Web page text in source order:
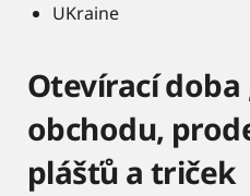
UKraine
Otevírací doba
obchodu,
plášťů a triček